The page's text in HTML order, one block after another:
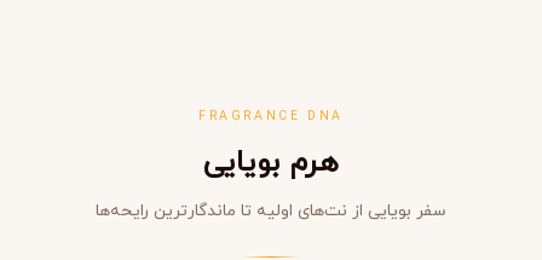
FRAGRANCE DNA
هرم بویایی
سفر بویایی از نت‌های اولیه تا ماندگارترین رایحه‌ها